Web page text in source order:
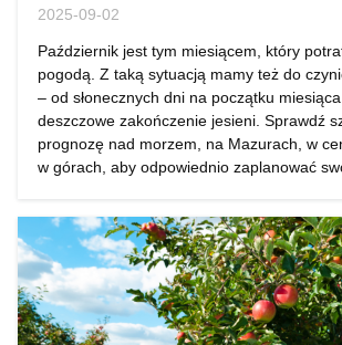
2025-09-02
Październik jest tym miesiącem, który
pogodą. Z taką sytuacją mamy też do
– od słonecznych dni na początku
deszczowe zakończenie jesieni. Sprawdź
prognozę nad morzem, na Mazurach, w
w górach, aby odpowiednio zaplanować